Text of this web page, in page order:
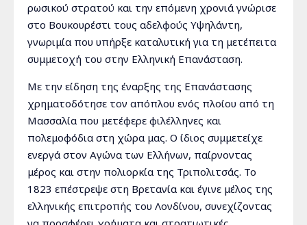
ρωσικού στρατού και την επόμενη χρονιά γνώρισε
στο Βουκουρέστι τους αδελφούς Υψηλάντη,
γνωριμία που υπήρξε καταλυτική για τη μετέπειτα
συμμετοχή του στην Ελληνική Επανάσταση.
Με την είδηση της έναρξης της Επανάστασης
χρηματοδότησε τον απόπλου ενός πλοίου από τη
Μασσαλία που μετέφερε φιλέλληνες και
πολεμοφόδια στη χώρα μας. Ο ίδιος συμμετείχε
ενεργά στον Αγώνα των Ελλήνων, παίρνοντας
μέρος και στην πολιορκία της Τριπολιτσάς. Το
1823 επέστρεψε στη Βρετανία και έγινε μέλος της
ελληνικής επιτροπής του Λονδίνου, συνεχίζοντας